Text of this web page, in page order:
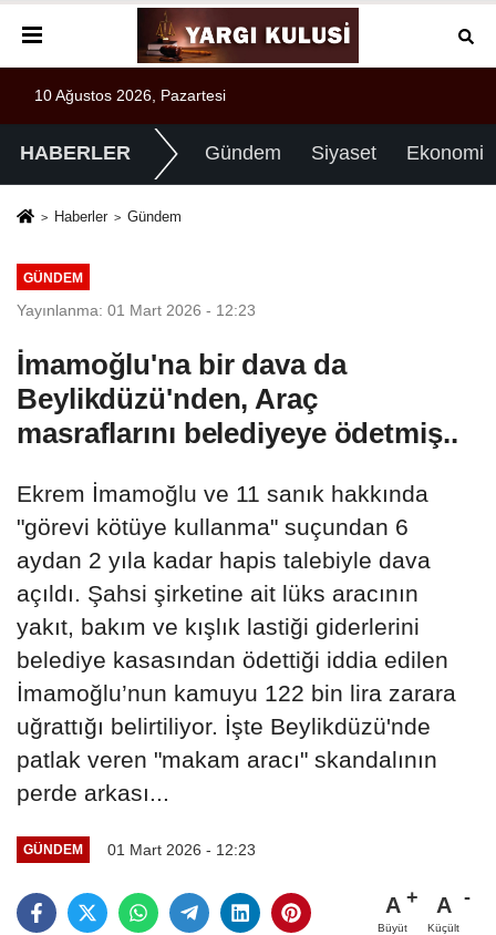
10 Ağustos 2026, Pazartesi
HABERLER Gündem Siyaset Ekonomi
Haberler Gündem
GÜNDEM
Yayınlanma: 01 Mart 2026 - 12:23
İmamoğlu'na bir dava da
Beylikdüzü'nden, Araç
masraflarını belediyeye ödetmiş..
Ekrem İmamoğlu ve 11 sanık hakkında
"görevi kötüye kullanma" suçundan 6
aydan 2 yıla kadar hapis talebiyle dava
açıldı. Şahsi şirketine ait lüks aracının
yakıt, bakım ve kışlık lastiği giderlerini
belediye kasasından ödettiği iddia edilen
İmamoğlu’nun kamuyu 122 bin lira zarara
uğrattığı belirtiliyor. İşte Beylikdüzü'nde
patlak veren "makam aracı" skandalının
perde arkası...
GÜNDEM 01 Mart 2026 - 12:23
A
Büyüt
A
Küçült